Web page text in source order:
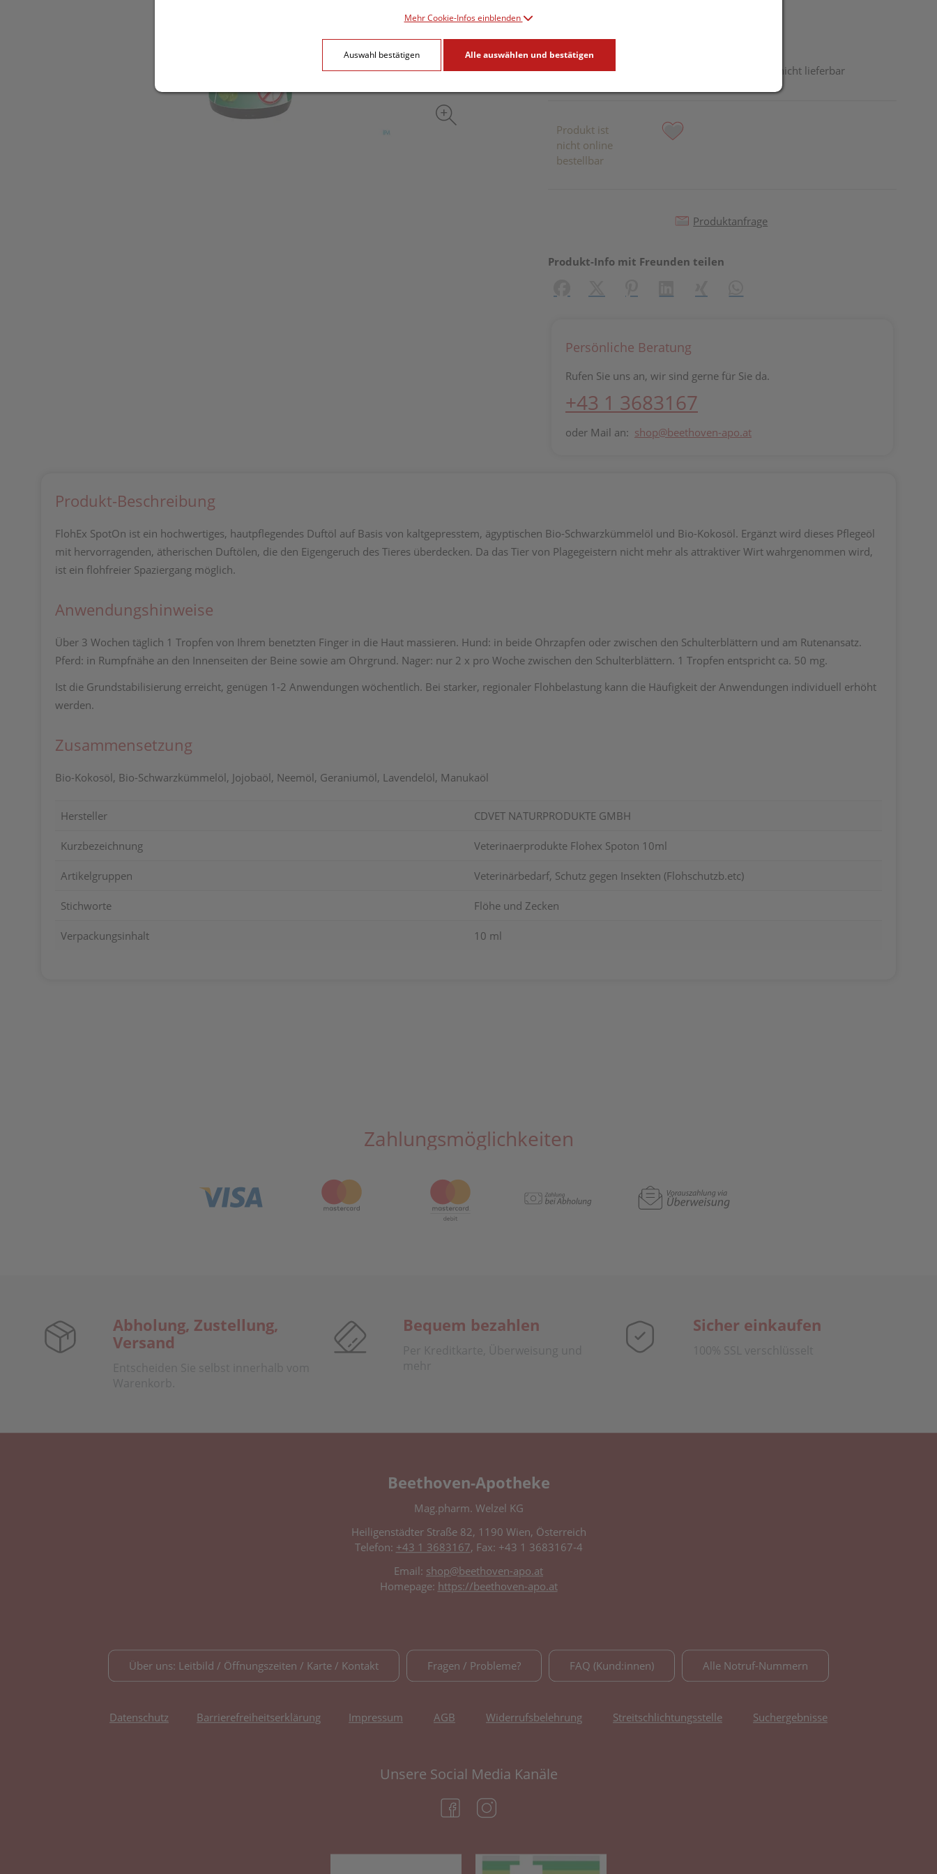
Dieses Produkt ist derzeit vom Hersteller nicht lieferbar
Produkt ist
nicht online
bestellbar
Produktanfrage
Produkt-Info mit Freunden teilen
Persönliche Beratung
Rufen Sie uns an, wir sind gerne für Sie da.
+43 1 3683167
oder Mail an: shop@beethoven-apo.at
Produkt-Beschreibung
FlohEx SpotOn ist ein hochwertiges, hautpflegendes Duftöl auf Basis von kaltgepresstem, ägyptischen Bio-Schwarzkümmelöl und Bio-Kokosöl. Ergänzt wird dieses Pflegeöl
mit hervorragenden, ätherischen Duftölen, die den Eigengeruch des Tieres überdecken. Da das Tier von Plagegeistern nicht mehr als attraktiver Wirt wahrgenommen wird,
ist ein flohfreier Spaziergang möglich.
Anwendungshinweise
Über 3 Wochen täglich 1 Tropfen von Ihrem benetzten Finger in die Haut massieren. Hund: in beide Ohrzapfen oder zwischen den Schulterblättern und am Rutenansatz.
Pferd: in Rumpfnähe an den Innenseiten der Beine sowie am Ohrgrund. Nager: nur 2 x pro Woche zwischen den Schulterblättern. 1 Tropfen entspricht ca. 50 mg.
Ist die Grundstabilisierung erreicht, genügen 1-2 Anwendungen wöchentlich. Bei starker, regionaler Flohbelastung kann die Häufigkeit der Anwendungen individuell erhöht
werden.
Zusammensetzung
Bio-Kokosöl, Bio-Schwarzkümmelöl, Jojobaöl, Neemöl, Geraniumöl, Lavendelöl, Manukaöl
Hersteller CDVET NATURPRODUKTE GMBH
Kurzbezeichnung Veterinaerprodukte Flohex Spoton 10ml
Artikelgruppen Veterinärbedarf, Schutz gegen Insekten (Flohschutzb.etc)
Stichworte Flöhe und Zecken
Verpackungsinhalt 10 ml
Zahlungsmöglichkeiten
Abholung, Zustellung,
Versand
Entscheiden Sie selbst innerhalb vom
Warenkorb.
Bequem bezahlen
Per Kreditkarte, Überweisung und
mehr
Sicher einkaufen
100% SSL verschlüsselt
Beethoven-Apotheke
Mag.pharm. Welzel KG
Heiligenstädter Straße 82, 1190 Wien, Österreich
Telefon: +43 1 3683167, Fax: +43 1 3683167-4
Email: shop@beethoven-apo.at
Homepage: https://beethoven-apo.at
Über uns: Leitbild / Öffnungszeiten / Karte / Kontakt Fragen / Probleme? FAQ (Kund:innen) Alle Notruf-Nummern
Datenschutz Barrierefreiheitserklärung Impressum AGB Widerrufsbelehrung Streitschlichtungsstelle Suchergebnisse
Unsere Social Media Kanäle
(öffnet in neuem Tab)
(öffnet in neuem Tab)
Mehr Cookie-Infos einblenden
Auswahl bestätigen Alle auswählen und bestätigen